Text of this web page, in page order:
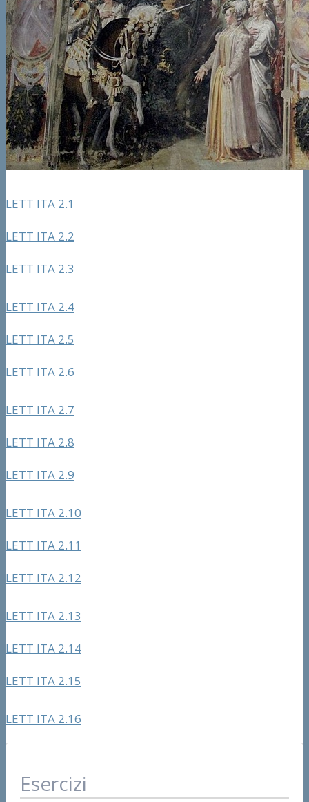
LETT ITA 2.1
LETT ITA 2.2
LETT ITA 2.3
LETT ITA 2.4
LETT ITA 2.5
LETT ITA 2.6
LETT ITA 2.7
LETT ITA 2.8
LETT ITA 2.9
LETT ITA 2.10
LETT ITA 2.11
LETT ITA 2.12
LETT ITA 2.13
LETT ITA 2.14
LETT ITA 2.15
LETT ITA 2.16
Esercizi